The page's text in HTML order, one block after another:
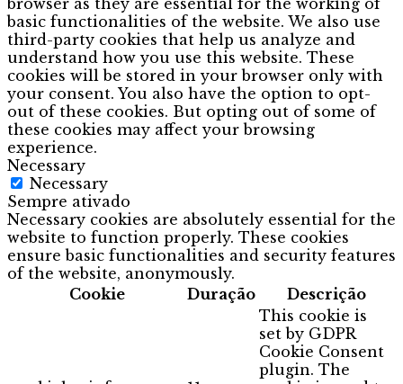
basic functionalities of the website. We also use
third-party cookies that help us analyze and
understand how you use this website. These
cookies will be stored in your browser only with
your consent. You also have the option to opt-
out of these cookies. But opting out of some of
these cookies may affect your browsing
experience.
Necessary
Necessary
Sempre ativado
Necessary cookies are absolutely essential for the
website to function properly. These cookies
ensure basic functionalities and security features
of the website, anonymously.
Cookie
Duração Descrição
This cookie is
set by GDPR
Cookie Consent
plugin. The